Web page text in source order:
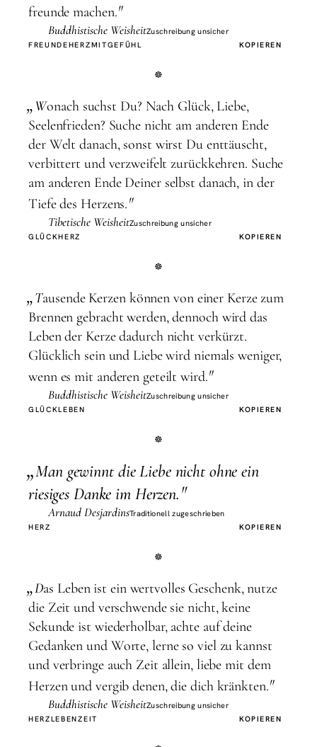
freunde machen."
Buddhistische WeisheitZuschreibung unsicher
FREUNDEHERZMITGEFÜHL KOPIEREN
„Wonach suchst Du? Nach Glück, Liebe,
Seelenfrieden? Suche nicht am anderen Ende
der Welt danach, sonst wirst Du enttäuscht,
verbittert und verzweifelt zurückkehren. Suche
am anderen Ende Deiner selbst danach, in der
Tiefe des Herzens."
Tibetische WeisheitZuschreibung unsicher
GLÜCKHERZ KOPIEREN
„Tausende Kerzen können von einer Kerze zum
Brennen gebracht werden, dennoch wird das
Leben der Kerze dadurch nicht verkürzt.
Glücklich sein und Liebe wird niemals weniger,
wenn es mit anderen geteilt wird."
Buddhistische WeisheitZuschreibung unsicher
GLÜCKLEBEN KOPIEREN
„Man gewinnt die Liebe nicht ohne ein
riesiges Danke im Herzen."
Arnaud DesjardinsTraditionell zugeschrieben
HERZ
KOPIEREN
„Das Leben ist ein wertvolles Geschenk, nutze
die Zeit und verschwende sie nicht, keine
Sekunde ist wiederholbar, achte auf deine
Gedanken und Worte, lerne so viel zu kannst
und verbringe auch Zeit allein, liebe mit dem
Herzen und vergib denen, die dich kränkten."
Buddhistische WeisheitZuschreibung unsicher
HERZLEBENZEIT KOPIEREN